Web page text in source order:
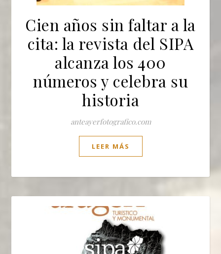
Cien años sin faltar a la
cita: la revista del SIPA
alcanza los 400
números y celebra su
historia
anteayerfotografico.com
LEER MÁS